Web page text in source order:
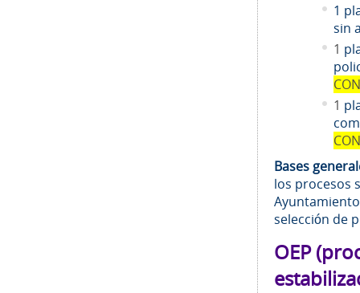
1
sin
1
1
Bases
los procesos
selección de
OEP